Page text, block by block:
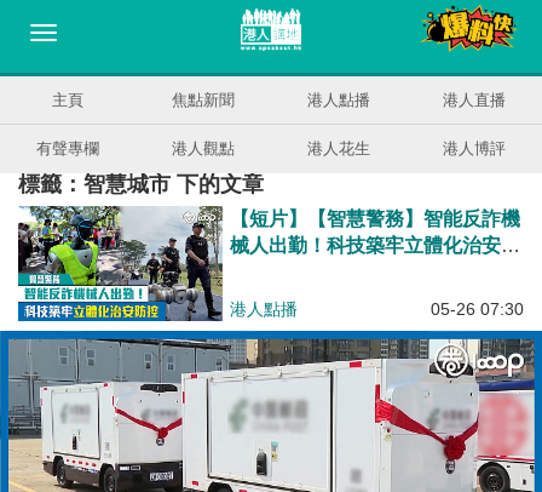
主頁 焦點新聞 港人點播 港人直播
有聲專欄 港人觀點 港人花生 港人博評
標籤：智慧城市 下的文章
【短片】【智慧警務】智能反詐機
械人出勤！科技築牢立體化治安防
港人點播 05-26 07:30